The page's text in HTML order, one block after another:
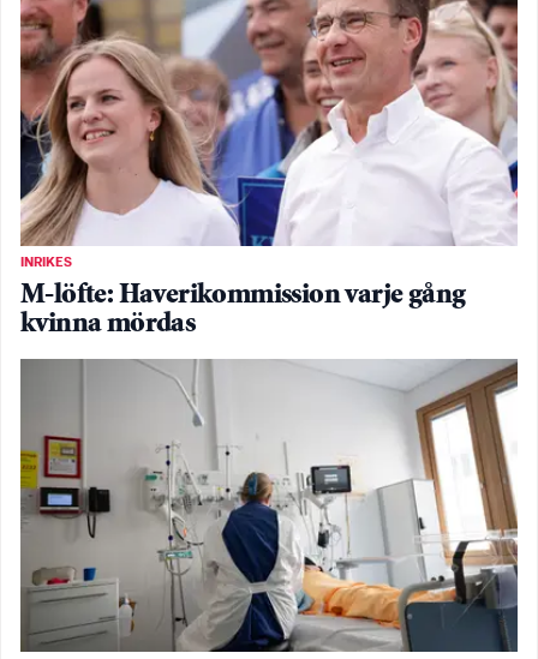
INRIKES
M-löfte: Haverikommission varje gång
kvinna mördas